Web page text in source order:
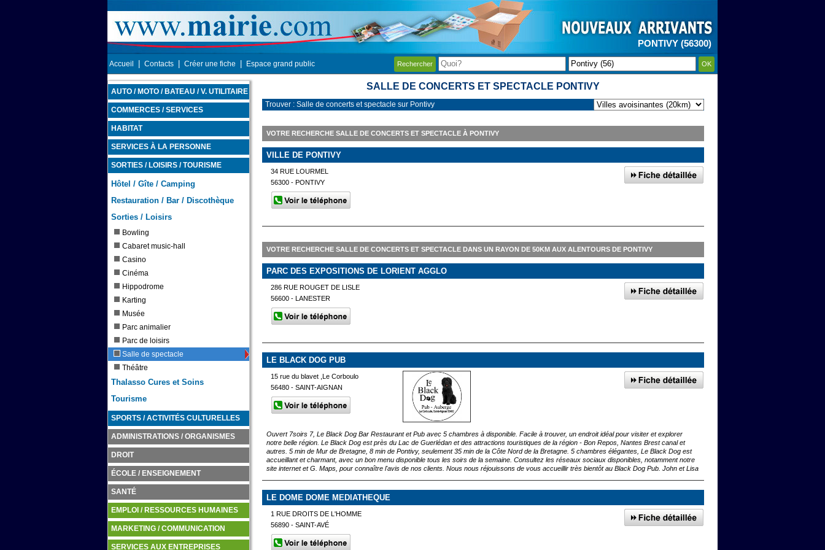
PONTIVY (56300)
Accueil Contacts Créer une fiche Espace grand public Rechercher OK
AUTO / MOTO / BATEAU / V. UTILITAIRE
COMMERCES / SERVICES
HABITAT
SERVICES À LA PERSONNE
SORTIES / LOISIRS / TOURISME
Hôtel / Gîte / Camping
Restauration / Bar / Discothèque
Sorties / Loisirs
Bowling
Cabaret music-hall
Casino
Cinéma
Hippodrome
Karting
Musée
Parc animalier
Parc de loisirs
Salle de spectacle
Théâtre
Thalasso Cures et Soins
Tourisme
SPORTS / ACTIVITÉS CULTURELLES
ADMINISTRATIONS / ORGANISMES
DROIT
ÉCOLE / ENSEIGNEMENT
SANTÉ
EMPLOI / RESSOURCES HUMAINES
MARKETING / COMMUNICATION
SERVICES AUX ENTREPRISES
SALLE DE CONCERTS ET SPECTACLE PONTIVY
Trouver : Salle de concerts et spectacle sur Pontivy
VOTRE RECHERCHE SALLE DE CONCERTS ET SPECTACLE À PONTIVY
VILLE DE PONTIVY
34 RUE LOURMEL
56300 - PONTIVY
VOTRE RECHERCHE SALLE DE CONCERTS ET SPECTACLE DANS UN RAYON DE 50KM AUX ALENTOURS DE PONTIVY
PARC DES EXPOSITIONS DE LORIENT AGGLO
286 RUE ROUGET DE LISLE
56600 - LANESTER
LE BLACK DOG PUB
15 rue du blavet ,Le Corboulo
56480 - SAINT-AIGNAN
Ouvert 7soirs 7, Le Black Dog Bar Restaurant et Pub avec 5 chambres à disponible. Facile à trouver, un endroit idéal pour visiter et explorer
notre belle région. Le Black Dog est près du Lac de Guerlédan et des attractions touristiques de la région - Bon Repos, Nantes Brest canal et
autres. 5 min de Mur de Bretagne, 8 min de Pontivy, seulement 35 min de la Côte Nord de la Bretagne. 5 chambres élégantes, Le Black Dog est
accueillant et charmant, avec un bon menu disponible tous les soirs de la semaine. Consultez les réseaux sociaux disponibles, notamment notre
site internet et G. Maps, pour connaître l'avis de nos clients. Nous nous réjouissons de vous accueillir très bientôt au Black Dog Pub. John et Lisa
LE DOME DOME MEDIATHEQUE
1 RUE DROITS DE L'HOMME
56890 - SAINT-AVÉ